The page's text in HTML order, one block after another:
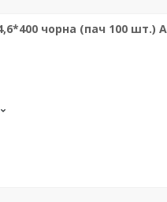
чорна (пач 100 шт.)